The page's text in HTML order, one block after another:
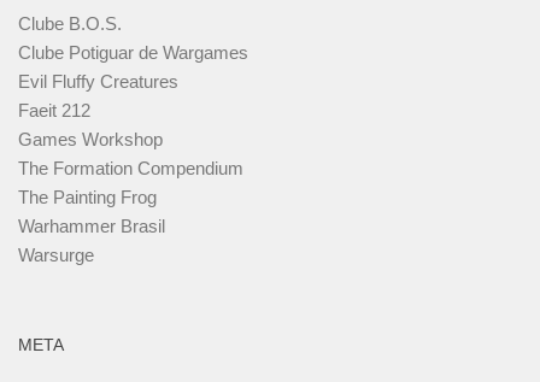
Clube B.O.S.
Clube Potiguar de Wargames
Evil Fluffy Creatures
Faeit 212
Games Workshop
The Formation Compendium
The Painting Frog
Warhammer Brasil
Warsurge
META